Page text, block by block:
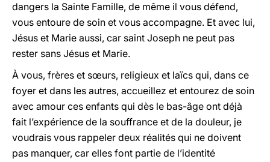
dangers la Sainte Famille, de même il vous défend,
vous entoure de soin et vous accompagne. Et avec lui,
Jésus et Marie aussi, car saint Joseph ne peut pas
rester sans Jésus et Marie.
À vous, frères et sœurs, religieux et laïcs qui, dans ce
foyer et dans les autres, accueillez et entourez de soin
avec amour ces enfants qui dès le bas-âge ont déjà
fait l’expérience de la souffrance et de la douleur, je
voudrais vous rappeler deux réalités qui ne doivent
pas manquer, car elles font partie de l’identité